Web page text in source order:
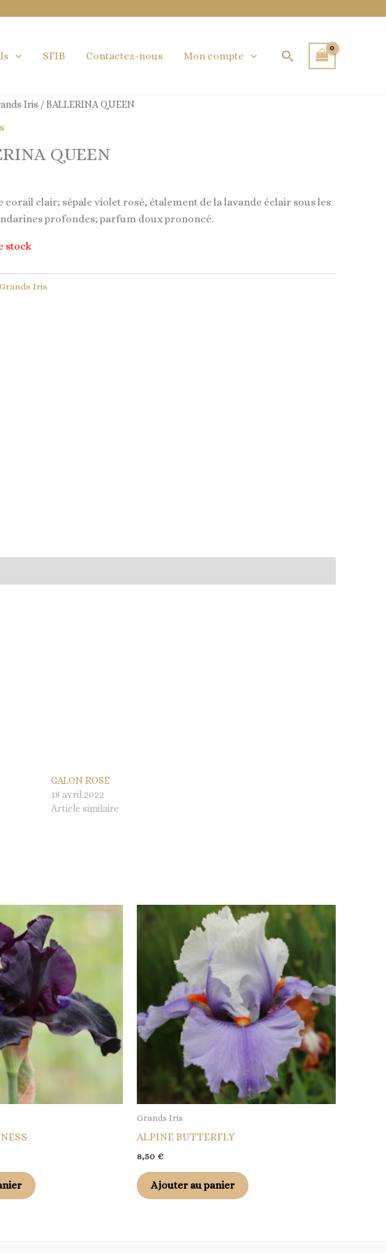
SFIB Contactez-nous Mon compte Rechercher
Iris / BALLERINA QUEEN
QUEEN
corail clair; sépale violet rosé, étalement de la lavande éclair sous les
profondes; parfum doux prononcé.
stock
Grands Iris
GALON ROSE
18 avril 2022
Article similaire
Grands Iris
ALPINE BUTTERFLY
8,50 €
Ajouter au panier